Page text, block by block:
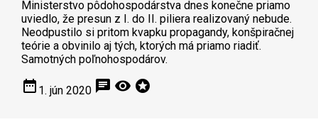
Ministerstvo pôdohospodárstva dnes konečne priamo
uviedlo, že presun z I. do II. piliera realizovaný nebude.
Neodpustilo si pritom kvapku propagandy, konšpiračnej
teórie a obvinilo aj tých, ktorých má priamo riadiť.
Samotných poľnohospodárov.
date_range 1. jún 2020 chat visibility stars